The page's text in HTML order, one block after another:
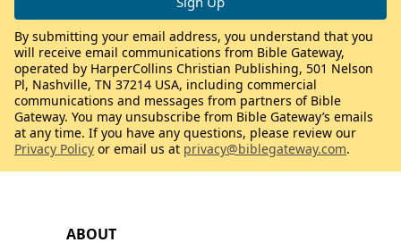
ABOUT
By submitting your email address, you understand that you
will receive email communications from Bible Gateway,
operated by HarperCollins Christian Publishing, 501 Nelson
Pl, Nashville, TN 37214 USA, including commercial
communications and messages from partners of Bible
Gateway. You may unsubscribe from Bible Gateway’s emails
at any time. If you have any questions, please review our
Privacy Policy or email us at privacy@biblegateway.com.